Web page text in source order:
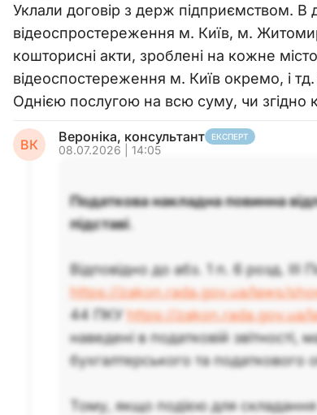
Уклали договір з держ підприємством. В
відеоспростереження м. Київ, м.
кошторисні акти, зроблені на кожне
відеоспостереження м. Київ окремо, і
Однією послугою на всю суму, чи згідно
ВК Вероніка, консультант ЕКСПЕРТ
08.07.2026 | 14:05
Податкова накладна повинна
підставі.
Відповідно до абз. 1 п. 6 розд. III
https://zakon.rada.gov.ua/laws/
44 ПКУ https://zakon.rada.gov.ua/
наведені в податковій звітності,
бухгалтерського та податкового
Тому, якщо подією для складання